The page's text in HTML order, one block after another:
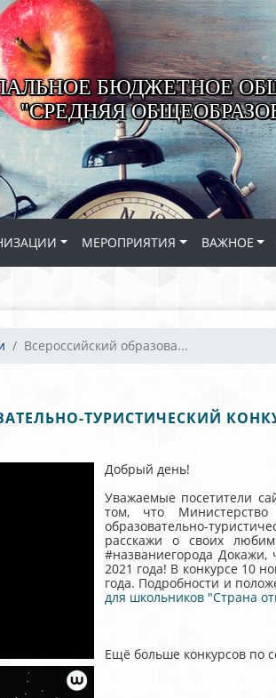
БЮДЖЕТНОЕ
"СРЕДНЯЯ
МЕРОПРИЯТИЯ ВАЖНОЕ
Всероссийский образова...
ТУРИСТИЧЕСКИЙ
Добрый день!
Уважаемые посетители
том, что
образовательно-
расскажи о своих
#названиегорода
2021 года! В конкурсе 10
года. Подробности и
для школьников "Страна
Ещё больше конкурсов по